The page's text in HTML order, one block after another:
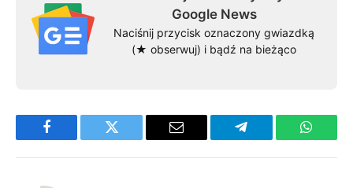
Google News
Naciśnij przycisk oznaczony gwiazdką
(★ obserwuj) i bądź na bieżąco
Facebook Twitter Email Telegram